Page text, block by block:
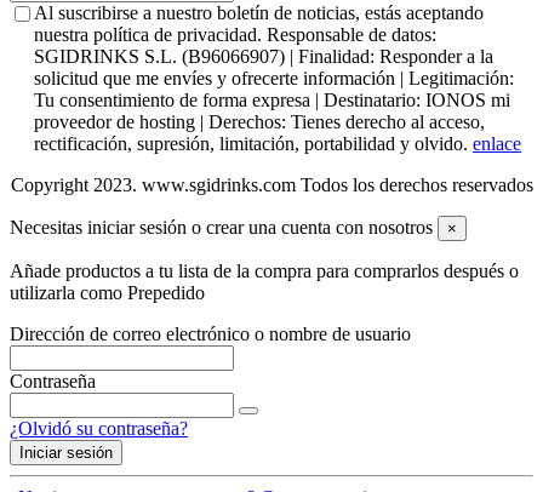
Al suscribirse a nuestro boletín de noticias, estás aceptando
nuestra política de privacidad. Responsable de datos:
SGIDRINKS S.L. (B96066907) | Finalidad: Responder a la
solicitud que me envíes y ofrecerte información | Legitimación:
Tu consentimiento de forma expresa | Destinatario: IONOS mi
proveedor de hosting | Derechos: Tienes derecho al acceso,
rectificación, supresión, limitación, portabilidad y olvido. enlace
Copyright 2023. www.sgidrinks.com Todos los derechos reservados
Necesitas iniciar sesión o crear una cuenta con nosotros ×
Añade productos a tu lista de la compra para comprarlos después o
utilizarla como Prepedido
Dirección de correo electrónico o nombre de usuario
Contraseña
¿Olvidó su contraseña?
Iniciar sesión